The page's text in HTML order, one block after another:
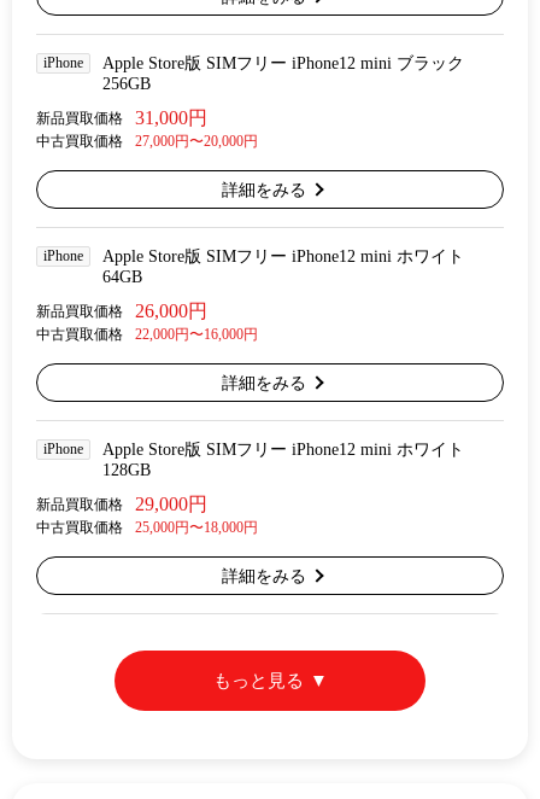
iPhone
Apple Store版 SIMフリー iPhone12 mini ブラック
256GB
新品買取価格 31,000円
中古買取価格 27,000円〜20,000円
詳細をみる
iPhone
Apple Store版 SIMフリー iPhone12 mini ホワイト
64GB
新品買取価格 26,000円
中古買取価格 22,000円〜16,000円
詳細をみる
iPhone
Apple Store版 SIMフリー iPhone12 mini ホワイト
128GB
新品買取価格 29,000円
中古買取価格 25,000円〜18,000円
詳細をみる
もっと見る